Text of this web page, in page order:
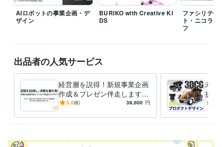
得意分野
デザイン制作 プロダクトデザイン
プロダクトデザイン コンセプトカー
キャラクターデザイン 3Dキャラクター
かわいいキャラクター
コミカル
動物キャラ
学歴
名古屋市立大学 2000年3月 ~ 2004年2月
AIロボットの事業企画・デ
ザイン
BURIKO with Creative KI
DS
ファシリテー
ト・ニコラ
フ
出品者の人気サービス
経営層を説得！新規事業企画
作成＆プレゼン伴走します H
CD専門家が壁打ちから戦略
伴走！
5.0(8) 39,000 円
未来
提案
があ